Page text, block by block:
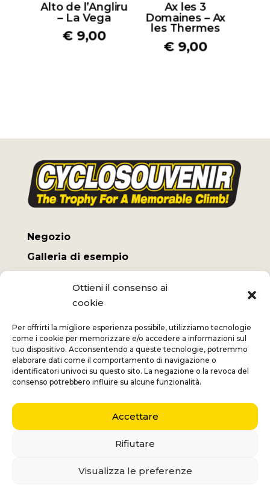
Ottieni il consenso ai
cookie
Per offrirti la migliore esperienza possibile, utilizziamo tecnologie
come i cookie per memorizzare e/o accedere a informazioni sul
tuo dispositivo. Acconsentendo a queste tecnologie, potremmo
elaborare dati come il comportamento di navigazione o
identificatori univoci su questo sito. La negazione o la revoca del
consenso potrebbero influire su alcune funzionalità.
Accettare
Rifiutare
Visualizza le preferenze
Alto de l’Angliru
– La Vega
€ 9,00
Ax les 3
Domaines – Ax
les Thermes
€ 9,00
Negozio
Galleria di esempio
Jan+32 (0) 477 732 949
Veronique+32 (0)472 562 684
Middelmolenlaan 100
2100 Deurne
Nederlands(Olandese) English